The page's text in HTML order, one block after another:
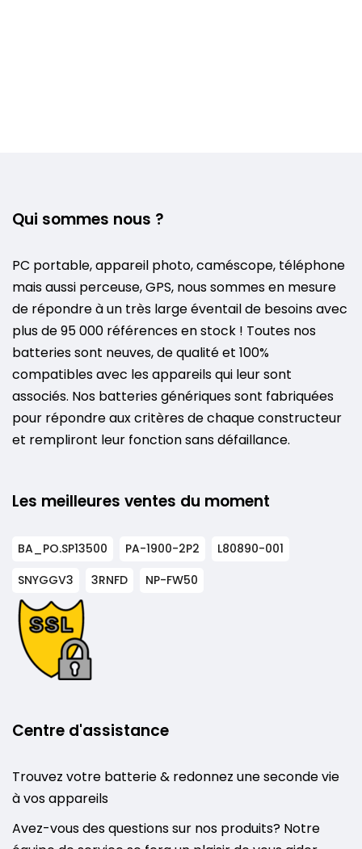
Qui sommes nous ?
PC portable, appareil photo, caméscope, téléphone
mais aussi perceuse, GPS, nous sommes en mesure
de répondre à un très large éventail de besoins avec
plus de 95 000 références en stock ! Toutes nos
batteries sont neuves, de qualité et 100%
compatibles avec les appareils qui leur sont
associés. Nos batteries génériques sont fabriquées
pour répondre aux critères de chaque constructeur
et rempliront leur fonction sans défaillance.
Les meilleures ventes du moment
BA_PO.SP13500 PA-1900-2P2
L80890-001
SNYGGV3
3RNFD NP-FW50
Centre d'assistance
Trouvez votre batterie & redonnez une seconde vie
à vos appareils
Avez-vous des questions sur nos produits? Notre